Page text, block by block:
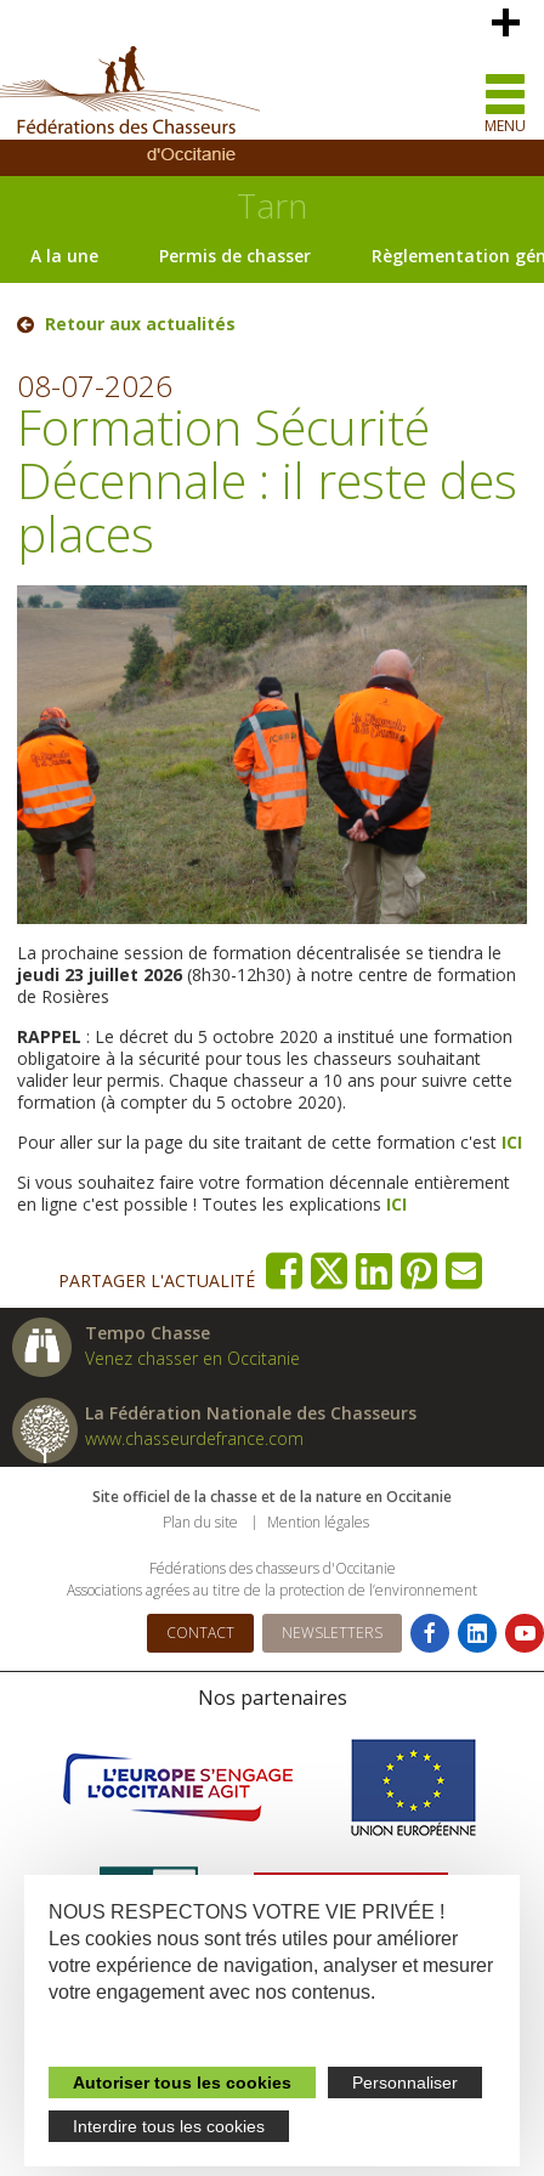
MENU
Tarn
A la une Permis de chasser Règlementation
Retour aux actualités
08-07-2026
Formation Sécurité
Décennale : il reste des
places
La prochaine session de formation décentralisée se tiendra le
jeudi 23 juillet 2026 (8h30-12h30) à notre centre de formation
de Rosières
RAPPEL : Le décret du 5 octobre 2020 a institué une formation
obligatoire à la sécurité pour tous les chasseurs souhaitant
valider leur permis. Chaque chasseur a 10 ans pour suivre cette
formation (à compter du 5 octobre 2020).
Pour aller sur la page du site traitant de cette formation c'est ICI
Si vous souhaitez faire votre formation décennale entièrement
en ligne c'est possible ! Toutes les explications ICI
PARTAGER L'ACTUALITÉ
Tempo Chasse
Venez chasser en Occitanie
La Fédération Nationale des Chasseurs
www.chasseurdefrance.com
Site officiel de la chasse et de la nature en Occitanie
Plan du site
Mention légales
Fédérations des chasseurs d'Occitanie
Associations agrées au titre de la protection de l’environnement
CONTACT NEWSLETTERS
Nos partenaires
NOUS RESPECTONS VOTRE VIE PRIVÉE !
Les cookies nous sont trés utiles pour améliorer
votre expérience de navigation, analyser et mesurer
votre engagement avec nos contenus.
Autoriser tous les cookies Personnaliser
Interdire tous les cookies